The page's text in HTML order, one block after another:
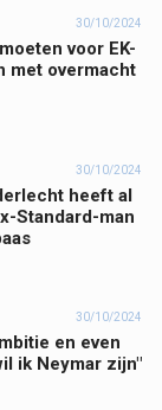
30/10/2024
voor EK-
met overmacht
30/10/2024
heeft al
Standard-man
30/10/2024
en even
ik Neymar zijn"